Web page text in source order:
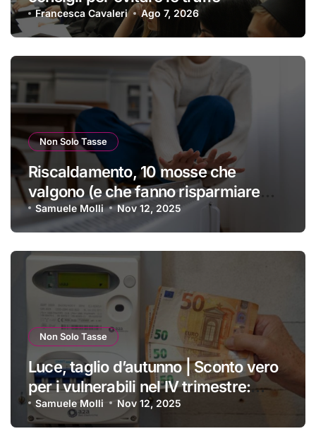
Francesca Cavaleri Ago 7, 2026
Non Solo Tasse
Riscaldamento, 10 mosse che
valgono (e che fanno risparmiare
tanti soldini) | I trucchi migliori per
passare un inverno spettacolare
Samuele Molli Nov 12, 2025
Non Solo Tasse
Luce, taglio d’autunno | Sconto vero
per i vulnerabili nel IV trimestre:
ecco a chi si applica e come
ottenerlo
Samuele Molli Nov 12, 2025